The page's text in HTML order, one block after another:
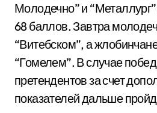
Молодечно” и
68 баллов. Завтра
“Витебском”, а
“Гомелем”. В случае
претендентов за счет
показателей дальше